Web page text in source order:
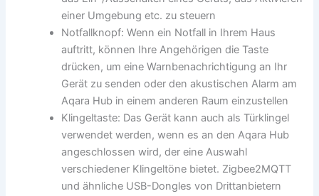
einer Umgebung etc. zu steuern
Notfallknopf: Wenn ein Notfall in Ihrem Haus
auftritt, können Ihre Angehörigen die Taste
drücken, um eine Warnbenachrichtigung an Ihr
Gerät zu senden oder den akustischen Alarm am
Aqara Hub in einem anderen Raum einzustellen
Klingeltaste: Das Gerät kann auch als Türklingel
verwendet werden, wenn es an den Aqara Hub
angeschlossen wird, der eine Auswahl
verschiedener Klingeltöne bietet. Zigbee2MQTT
und ähnliche USB-Dongles von Drittanbietern